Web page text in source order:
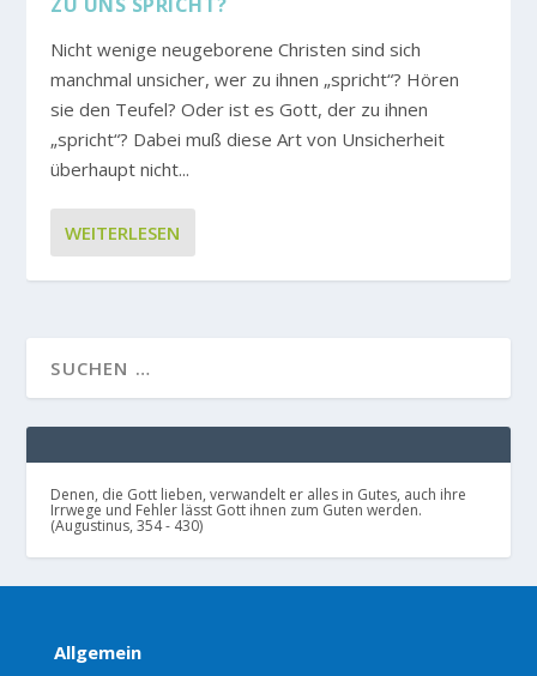
Nicht wenige neugeborene Christen sind sich
manchmal unsicher, wer zu ihnen „spricht“? Hören
sie den Teufel? Oder ist es Gott, der zu ihnen
„spricht“? Dabei muß diese Art von Unsicherheit
überhaupt nicht...
WEITERLESEN
Denen, die Gott lieben, verwandelt er alles in Gutes, auch ihre
Irrwege und Fehler lässt Gott ihnen zum Guten werden.
(Augustinus, 354 - 430)
Allgemein